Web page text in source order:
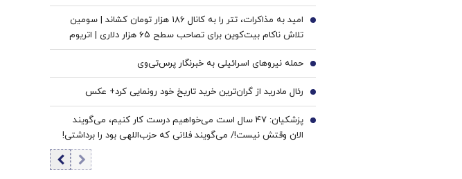
نمی‌تواند این جنگ را برای همیشه ادامه دهد
امید به مذاکرات، تتر را به کانال ۱۸۶ هزار تومان کشاند | سومین
تلاش ناکام بیت‌کوین برای تصاحب سطح ۶۵ هزار دلاری | اتریوم
سبزپوش ماند، کاردانو در صدر بازدهی بازار
7
حمله نیروهای اسرائیلی به خبرنگار پرس‌تی‌وی 8
رئال مادرید از گران‌ترین خرید تاریخ خود رونمایی کرد+ عکس 9
پزشکیان: ۴۷ سال است می‌خواهیم درست کار کنیم، می‌گویند
الان وقتش نیست!/ می‌گویند فلانی که حزب‌اللهی بود را برداشتی!
10